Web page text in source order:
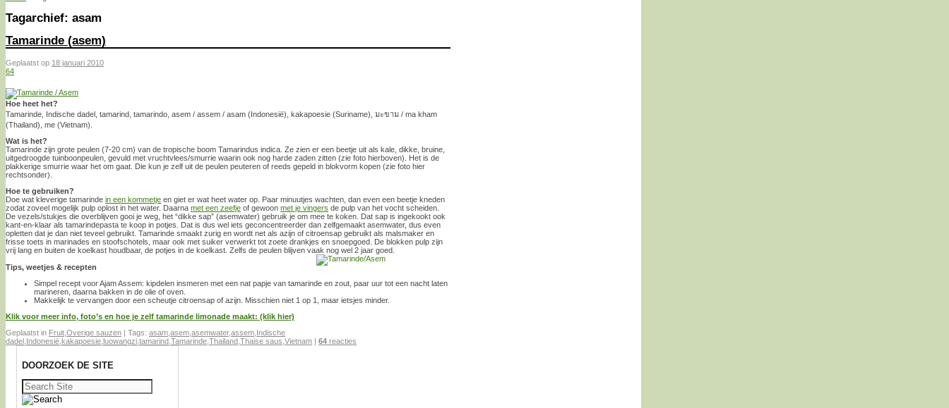
Tagarchief: asam
Tamarinde (asem)
Geplaatst op 18 januari 2010
64
Hoe heet het?
Tamarinde, Indische dadel, tamarind, tamarindo, asem / assem / asam (Indonesië), kakapoesie (Suriname), มะขาม / ma kham
(Thailand), me (Vietnam).
Wat is het?
Tamarinde zijn grote peulen (7-20 cm) van de tropische boom Tamarindus indica. Ze zien er een beetje uit als kale, dikke, bruine,
uitgedroogde tuinboonpeulen, gevuld met vruchtvlees/smurrie waarin ook nog harde zaden zitten (zie foto hierboven). Het is de
plakkerige smurrie waar het om gaat. Die kun je zelf uit de peulen peuteren of reeds gepeld in blokvorm kopen (zie foto hier
rechtsonder).
Hoe te gebruiken?
Doe wat kleverige tamarinde in een kommetje en giet er wat heet water op. Paar minuutjes wachten, dan even een beetje kneden
zodat zoveel mogelijk pulp oplost in het water. Daarna met een zeefje of gewoon met je vingers de pulp van het vocht scheiden.
De vezels/stukjes die overblijven gooi je weg, het “dikke sap” (asemwater) gebruik je om mee te koken. Dat sap is ingekookt ook
kant-en-klaar als tamarindepasta te koop in potjes. Dat is dus wel iets geconcentreerder dan zelfgemaakt asemwater, dus even
opletten dat je dan niet teveel gebruikt. Tamarinde smaakt zurig en wordt net als azijn of citroensap gebruikt als malsmaker en
frisse toets in marinades en stoofschotels, maar ook met suiker verwerkt tot zoete drankjes en snoepgoed. De blokken pulp zijn
vrij lang en buiten de koelkast houdbaar, de potjes in de koelkast. Zelfs de peulen blijven vaak nog wel 2 jaar goed.
Tips, weetjes & recepten
Simpel recept voor Ajam Assem: kipdelen insmeren met een nat papje van tamarinde en zout, paar uur tot een nacht laten
marineren, daarna bakken in de olie of oven.
Makkelijk te vervangen door een scheutje citroensap of azijn. Misschien niet 1 op 1, maar ietsjes minder.
Klik voor meer info, foto’s en hoe je zelf tamarinde limonade maakt: (klik hier)
Geplaatst in Fruit Overige sauzen | Tags: asam asem asemwater,assem Indische
dadel Indonesië kakapoesie luowangzi tamarind Tamarinde Thailand Thaise saus Vietnam | 64 reacties
DOORZOEK DE SITE
Zoeken
naar: